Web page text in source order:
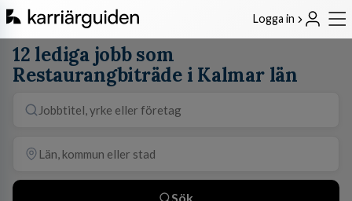
Logga in
12 lediga jobb som
Restaurangbiträde i Kalmar län
Sök